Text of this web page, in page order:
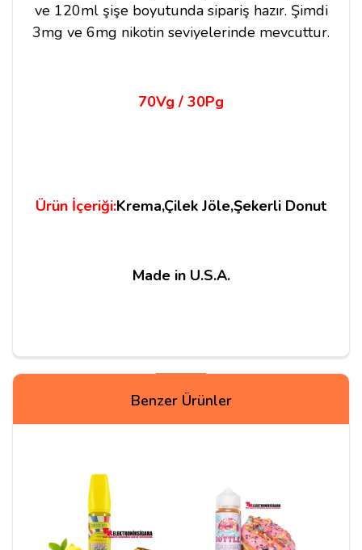
ve 120ml şişe boyutunda sipariş hazır. Şimdi
3mg ve 6mg nikotin seviyelerinde mevcuttur.
70Vg / 30Pg
Ürün İçeriği:Krema,Çilek Jöle,Şekerli Donut
Made in U.S.A.
My Man, Unicorn benzeri bir tadı var. Tank içinde daha
başarılı buldum.
Benzer Ürünler